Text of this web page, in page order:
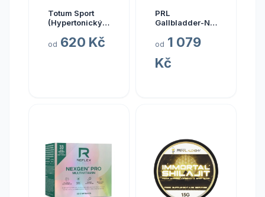
Totum Sport
(Hypertonický
vody), 10 x 20
od 620 Kč
PRL
Gallbladder-ND,
237 ml
od 1 079
Kč